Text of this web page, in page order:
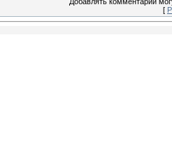
[